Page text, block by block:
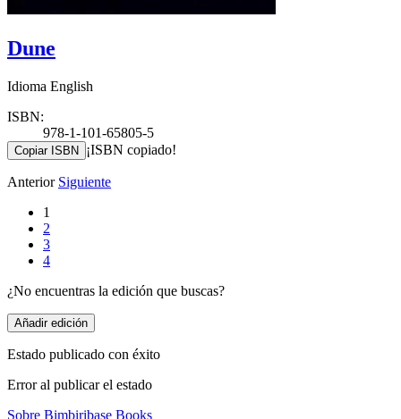
Dune
Idioma English
ISBN:
978-1-101-65805-5
Copiar ISBN ¡ISBN copiado!
Anterior Siguiente
1
2
3
4
¿No encuentras la edición que buscas?
Añadir edición
Estado publicado con éxito
Error al publicar el estado
Sobre Bimbiribase Books